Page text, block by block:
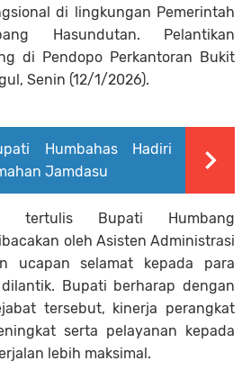
di lingkungan Pemerintah
Hasundutan. Pelantikan
di Pendopo Perkantoran Bukit
Senin (12/1/2026).
Humbahas Hadiri
Jamdasu
tertulis Bupati Humbang
oleh Asisten Administrasi
ucapan selamat kepada para
Bupati berharap dengan
tersebut, kinerja perangkat
serta pelayanan kepada
lebih maksimal.